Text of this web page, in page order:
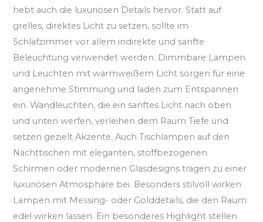
hebt auch die luxuriösen Details hervor. Statt auf
grelles, direktes Licht zu setzen, sollte im
Schlafzimmer vor allem indirekte und sanfte
Beleuchtung verwendet werden. Dimmbare Lampen
und Leuchten mit warmweißem Licht sorgen für eine
angenehme Stimmung und laden zum Entspannen
ein. Wandleuchten, die ein sanftes Licht nach oben
und unten werfen, verleihen dem Raum Tiefe und
setzen gezielt Akzente. Auch Tischlampen auf den
Nachttischen mit eleganten, stoffbezogenen
Schirmen oder modernen Glasdesigns tragen zu einer
luxuriösen Atmosphäre bei. Besonders stilvoll wirken
Lampen mit Messing- oder Golddetails, die den Raum
edel wirken lassen. Ein besonderes Highlight stellen